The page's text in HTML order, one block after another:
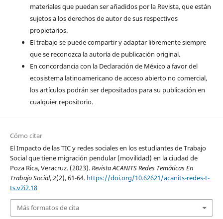
materiales que puedan ser añadidos por la Revista, que están
sujetos a los derechos de autor de sus respectivos
propietarios.
El trabajo se puede compartir y adaptar libremente siempre
que se reconozca la autoría de publicación original.
En concordancia con la Declaración de México a favor del
ecosistema latinoamericano de acceso abierto no comercial,
los artículos podrán ser depositados para su publicación en
cualquier repositorio.
Cómo citar
El Impacto de las TIC y redes sociales en los estudiantes de Trabajo
Social que tiene migración pendular (movilidad) en la ciudad de
Poza Rica, Veracruz. (2023).Revista ACANITS Redes Temáticas En
Trabajo Social,2(2), 61-64. https://doi.org/10.62621/acanits-redes-t-
ts.v2i2.18
Más formatos de cita